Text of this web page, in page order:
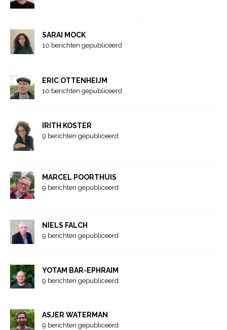
SARAI MOCK
10 berichten gepubliceerd
ERIC OTTENHEIJM
10 berichten gepubliceerd
IRITH KOSTER
9 berichten gepubliceerd
MARCEL POORTHUIS
9 berichten gepubliceerd
NIELS FALCH
9 berichten gepubliceerd
YOTAM BAR-EPHRAIM
9 berichten gepubliceerd
ASJER WATERMAN
9 berichten gepubliceerd